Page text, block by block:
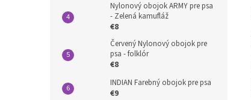
Nylonový obojok ARMY pre psa
- Zelená kamufláž
€8
Červený Nylonový obojok pre
psa - folklór
€8
INDIAN Farebný obojok pre psa
€9